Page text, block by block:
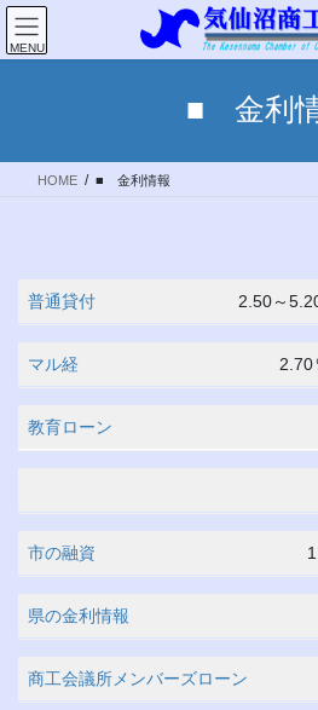
コ
ン
テ
ス
ナ
ビ
ゲ
ン
■ 金利
HOME ■ 金利情報
普通貸付 2.50～
マル経 2.70
教育ローン
市の融資
県の金利情報
商工会議所メンバーズローン
MENU